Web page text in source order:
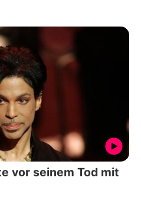
vor seinem Tod mit